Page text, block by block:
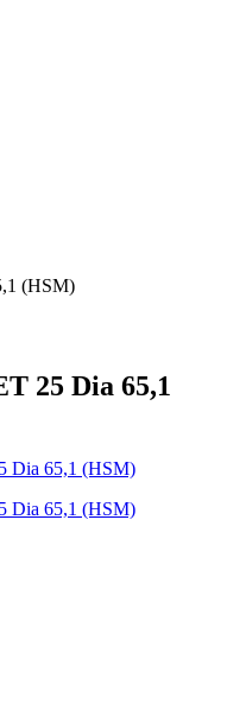
(HSM)
25 Dia 65,1